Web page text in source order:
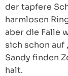
der tapfere
harmlosen
aber die Falle
sich schon auf
Sandy finden
halt.